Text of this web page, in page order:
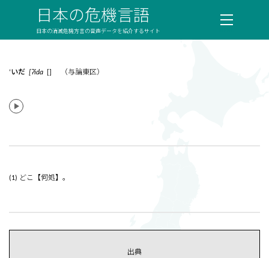
日本の危機言語
日本の消滅危機方言の音声データを紹介するサイト
‘いだ [ʔida [] （与論東区）
(1) どこ【何処】。
出典